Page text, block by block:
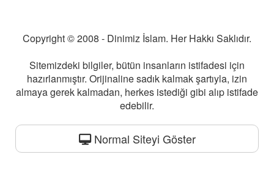
Copyright © 2008 - Dinimiz İslam. Her Hakkı Saklıdır.
Sitemizdeki bilgiler, bütün insanların istifadesi için
hazırlanmıştır. Orijinaline sadık kalmak şartıyla, izin
almaya gerek kalmadan, herkes istediği gibi alıp istifade
edebilir.
Normal Siteyi Göster